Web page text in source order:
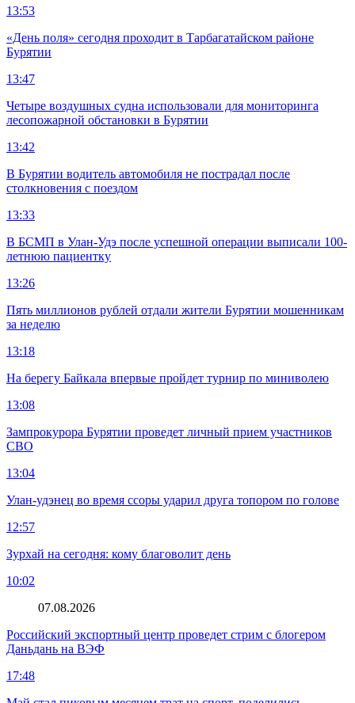
13:53
«День поля» сегодня проходит в Тарбагатайском районе
Бурятии
13:47
Четыре воздушных судна использовали для мониторинга
лесопожарной обстановки в Бурятии
13:42
В Бурятии водитель автомобиля не пострадал после
столкновения с поездом
13:33
В БСМП в Улан-Удэ после успешной операции выписали 100-
летнюю пациентку
13:26
Пять миллионов рублей отдали жители Бурятии мошенникам
за неделю
13:18
На берегу Байкала впервые пройдет турнир по миниволею
13:08
Зампрокурора Бурятии проведет личный прием участников
СВО
13:04
Улан-удэнец во время ссоры ударил друга топором по голове
12:57
Зурхай на сегодня: кому благоволит день
10:02
07.08.2026
Российский экспортный центр проведет стрим с блогером
Даньдань на ВЭФ
17:48